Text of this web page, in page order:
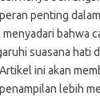
penting
bahwa
suasana hati
ini akan
lebih